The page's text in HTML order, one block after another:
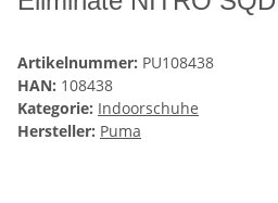
Artikelnummer: PU108438
HAN: 108438
Kategorie: Indoorschuhe
Hersteller: Puma